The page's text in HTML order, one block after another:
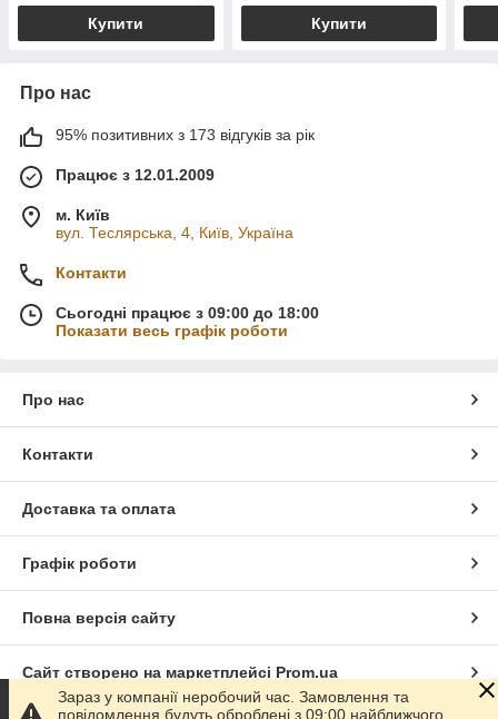
Купити Купити
Про нас
95% позитивних з 173 відгуків за рік
Працює з 12.01.2009
м. Київ
вул. Теслярська, 4, Київ, Україна
Контакти
Сьогодні працює з 09:00 до 18:00
Показати весь графік роботи
Про нас
Контакти
Доставка та оплата
Графік роботи
Повна версія сайту
Сайт створено на маркетплейсі Prom.ua
Зараз у компанії неробочий час. Замовлення та
повідомлення будуть оброблені з 09:00 найближчого